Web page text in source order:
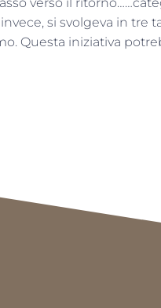
si svolgeva in tre
Questa iniziativa